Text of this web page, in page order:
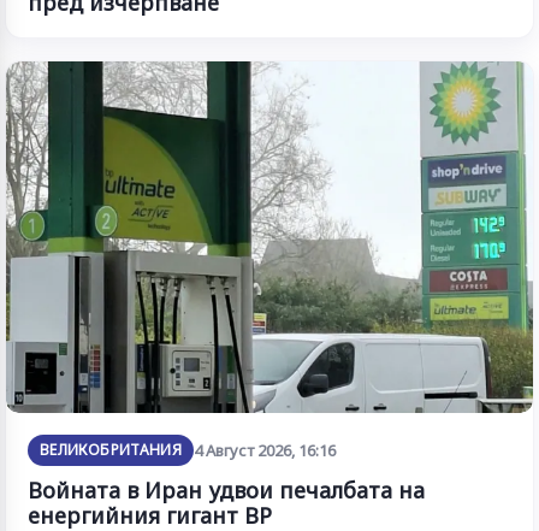
ВЕЛИКОБРИТАНИЯ 4 Август 2026, 16:16
Войната в Иран удвои печалбата на
енергийния гигант BP